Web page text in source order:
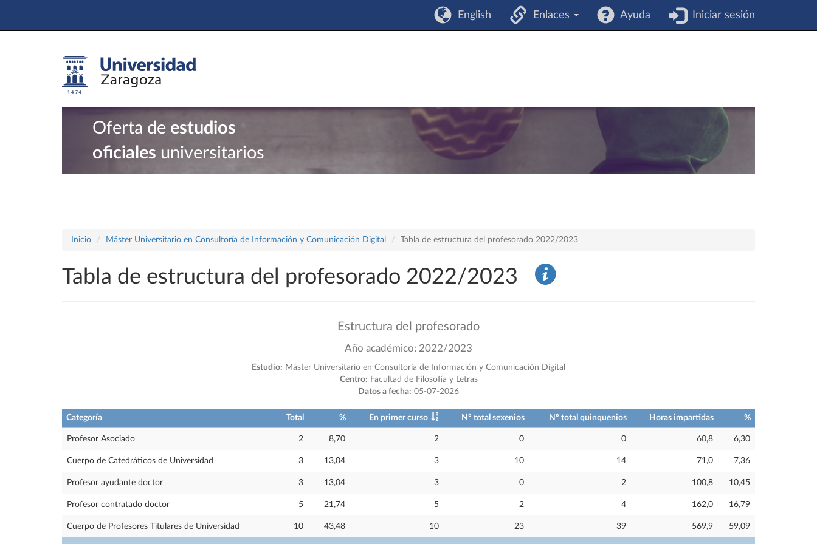
English Enlaces Ayuda Iniciar sesión
Oferta de estudios
oficiales universitarios
Inicio Máster Universitario en Consultoría de Información y Comunicación Digital Tabla de estructura del profesorado 2022/2023
Tabla de estructura del profesorado 2022/2023
Estructura del profesorado
Año académico: 2022/2023
Estudio: Máster Universitario en Consultoría de Información y Comunicación Digital
Centro: Facultad de Filosofía y Letras
Datos a fecha: 05-07-2026
Categoría Total % En primer curso Nº total sexenios Nº total quinquenios Horas impartidas %
Profesor Asociado 2 8,70 2 0 0 60,8 6,30
Cuerpo de Catedráticos de Universidad 3 13,04 3 10 14 71,0 7,36
Profesor ayudante doctor 3 13,04 3 0 2 100,8 10,45
Profesor contratado doctor 5 21,74 5 2 4 162,0 16,79
Cuerpo de Profesores Titulares de Universidad 10 43,48 10 23 39 569,9 59,09